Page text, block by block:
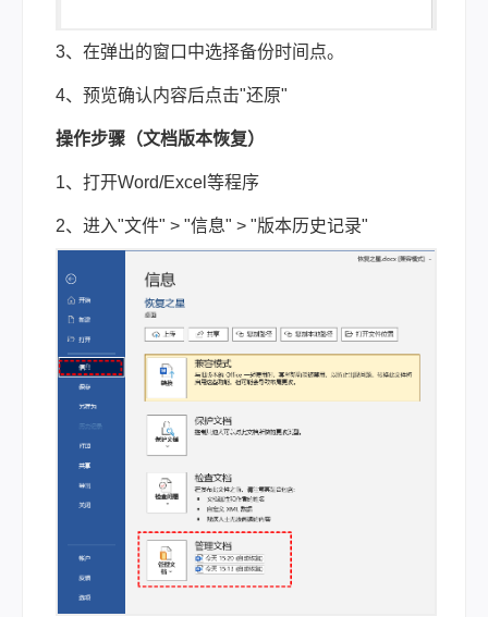
3、在弹出的窗口中选择备份时间点。
4、预览确认内容后点击"还原"
操作步骤（文档版本恢复）
1、打开Word/Excel等程序
2、进入"文件" > "信息" > "版本历史记录"